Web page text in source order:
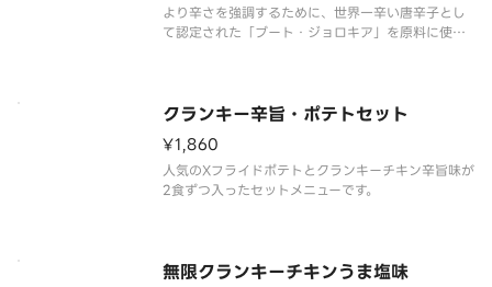
より辛さを強調するために、世界一辛い唐辛子とし
て認定された「ブート・ジョロキア」を原料に使用
クランキー辛旨・ポテトセット
¥1,860
人気のXフライドポテトとクランキーチキン辛旨味が
2食ずつ入ったセットメニューです。
無限クランキーチキンうま塩味